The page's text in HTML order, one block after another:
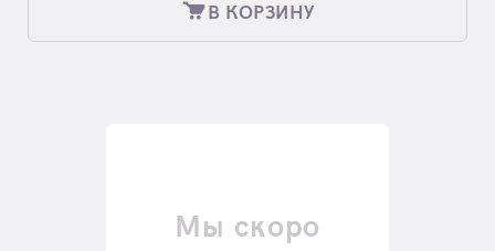
В КОРЗИНУ
Мы скоро